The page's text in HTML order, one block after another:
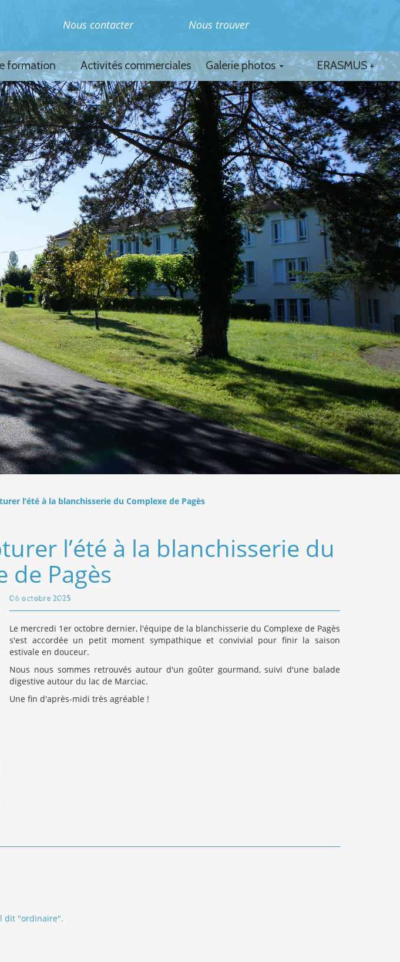
Nous contacter Nous trouver
formation Activités commerciales Galerie photos ERASMUS +
l’été à la blanchisserie du Complexe de Pagès
l’été à la blanchisserie du
de Pagès
06 octobre 2025
Le mercredi 1er octobre dernier, l'équipe de la blanchisserie du Complexe de Pagès
s'est accordée un petit moment sympathique et convivial pour finir la saison
estivale en douceur.
Nous nous sommes retrouvés autour d'un goûter gourmand, suivi d'une balade
digestive autour du lac de Marciac.
Une fin d'après-midi très agréable !
dit "ordinaire".